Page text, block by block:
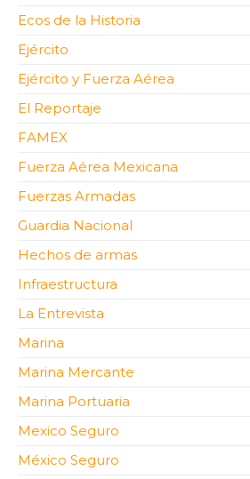
Ecos de la Historia
Ejército
Ejército y Fuerza Aérea
El Reportaje
FAMEX
Fuerza Aérea Mexicana
Fuerzas Armadas
Guardia Nacional
Hechos de armas
Infraestructura
La Entrevista
Marina
Marina Mercante
Marina Portuaria
Mexico Seguro
México Seguro